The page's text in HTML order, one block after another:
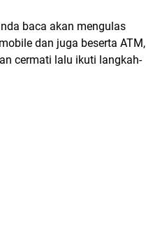
baca akan mengulas
dan juga beserta ATM,
cermati lalu ikuti langkah-